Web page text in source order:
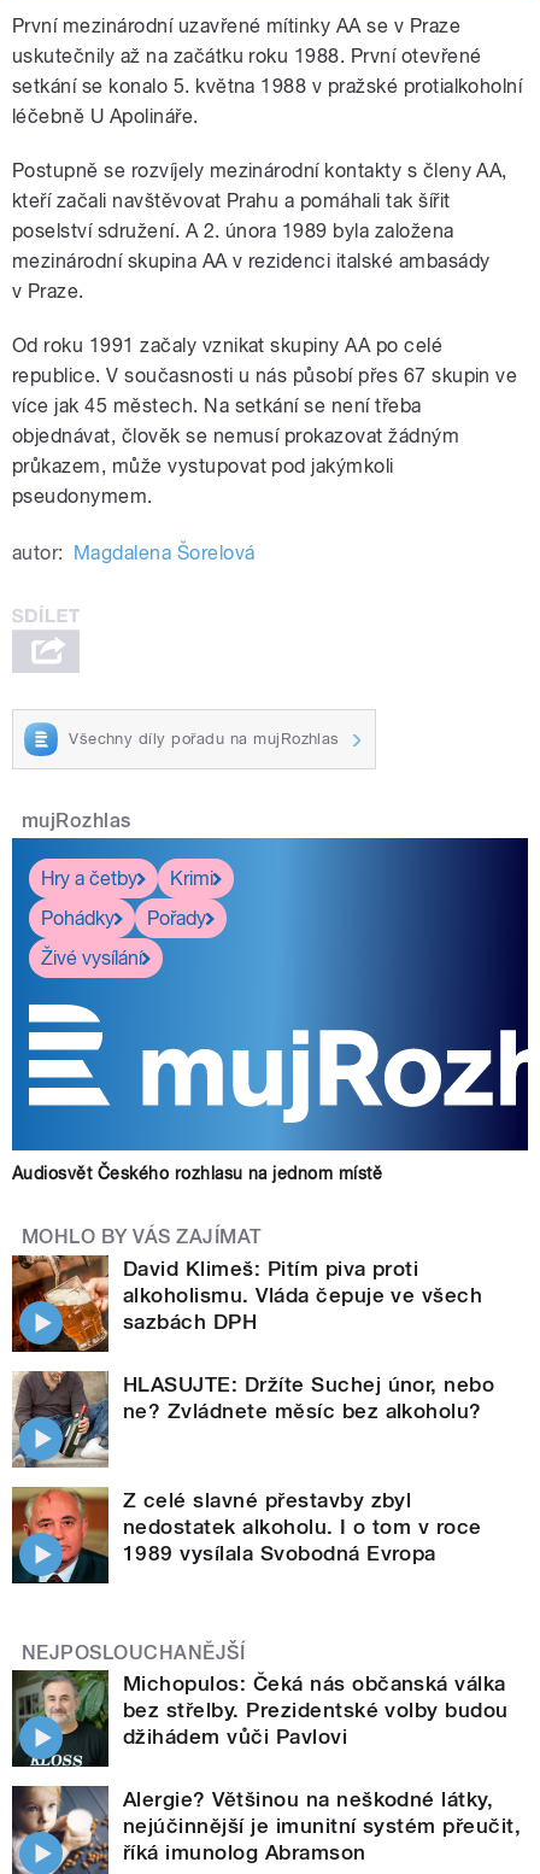
První mezinárodní uzavřené mítinky AA se v Praze
uskutečnily až na začátku roku 1988. První otevřené
setkání se konalo 5. května 1988 v pražské protialkoholní
léčebně U Apolináře.
Postupně se rozvíjely mezinárodní kontakty s členy AA,
kteří začali navštěvovat Prahu a pomáhali tak šířit
poselství sdružení. A 2. února 1989 byla založena
mezinárodní skupina AA v rezidenci italské ambasády
v Praze.
Od roku 1991 začaly vznikat skupiny AA po celé
republice. V současnosti u nás působí přes 67 skupin ve
více jak 45 městech. Na setkání se není třeba
objednávat, člověk se nemusí prokazovat žádným
průkazem, může vystupovat pod jakýmkoli
pseudonymem.
autor: Magdalena Šorelová
Všechny díly pořadu na mujRozhlas
mujRozhlas
Hry a četby
Krimi
Pohádky
Pořady
Živé vysílání
Audiosvět Českého rozhlasu na jednom místě
MOHLO BY VÁS ZAJÍMAT
David Klimeš: Pitím piva proti
alkoholismu. Vláda čepuje ve všech
sazbách DPH
HLASUJTE: Držíte Suchej únor, nebo
ne? Zvládnete měsíc bez alkoholu?
Z celé slavné přestavby zbyl
nedostatek alkoholu. I o tom v roce
1989 vysílala Svobodná Evropa
NEJPOSLOUCHANĚJŠÍ
Michopulos: Čeká nás občanská válka
bez střelby. Prezidentské volby budou
džihádem vůči Pavlovi
Alergie? Většinou na neškodné látky,
nejúčinnější je imunitní systém přeučit,
říká imunolog Abramson